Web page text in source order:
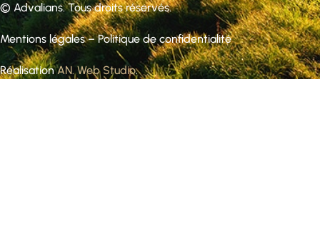
© Advalians. Tous droits réservés.
Mentions légales–Politique de confidentialité
RéalisationAN. Web Studio.